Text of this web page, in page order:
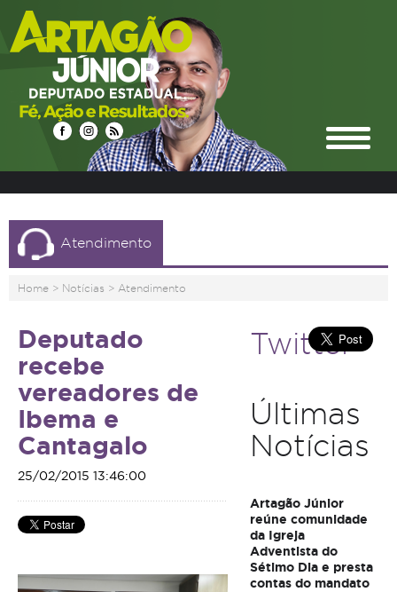
Atendimento
Home > Notícias > Atendimento
Deputado
recebe
vereadores de
Ibema e
Cantagalo
25/02/2015 13:46:00
Twitter
Últimas
Notícias
Artagão Júnior
reúne comunidade
da Igreja
Adventista do
Sétimo Dia e presta
contas do mandato